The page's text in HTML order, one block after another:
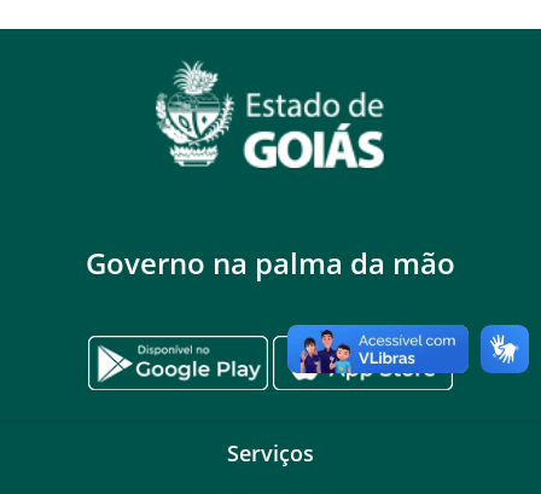
Governo na palma da mão
Serviços